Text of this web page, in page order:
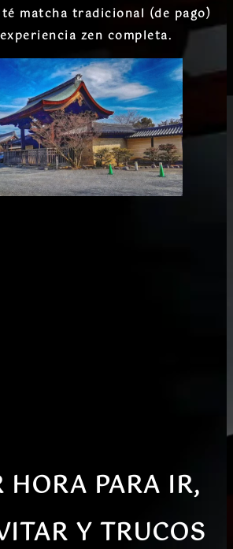
matcha tradicional (de pago)
zen completa.
HORA PARA IR,
Y TRUCOS